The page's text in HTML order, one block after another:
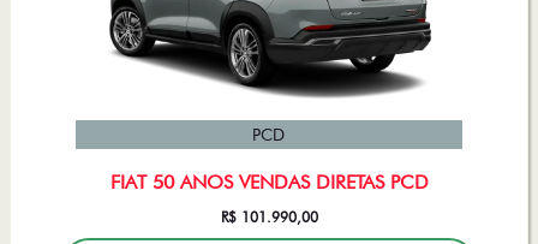
FIAT 50 ANOS VENDAS DIRETAS PCD
PCD
R$ 101.990,00